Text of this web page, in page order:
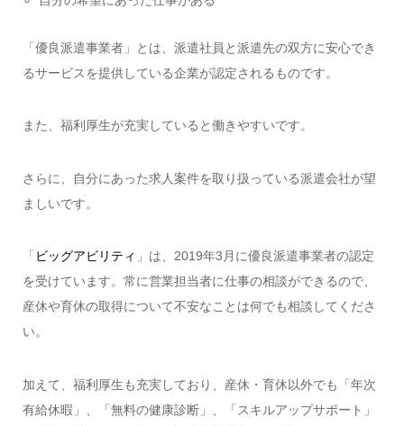
「優良派遣事業者」とは、派遣社員と派遣先の双方に安心でき
るサービスを提供している企業が認定されるものです。
また、福利厚生が充実していると働きやすいです。
さらに、自分にあった求人案件を取り扱っている派遣会社が望
ましいです。
「 ビッグアビリティ 」は、2019年3月に優良派遣事業者の認定
を受けています。常に営業担当者に仕事の相談ができるので、
産休や育休の取得について不安なことは何でも相談してくださ
い。
加えて、福利厚生も充実しており、産休・育休以外でも「年次
有給休暇」、「無料の健康診断」、「スキルアップサポート」